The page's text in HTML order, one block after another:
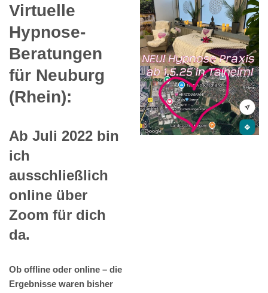
Virtuelle
Hypnose-
Beratungen
für Neuburg
(Rhein):
Ab Juli 2022 bin
ich
ausschließlich
online über
Zoom für dich
da.
Ob offline oder online – die
Ergebnisse waren bisher